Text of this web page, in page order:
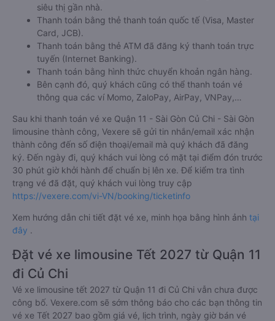
siêu thị gần nhà.
Thanh toán bằng thẻ thanh toán quốc tế (Visa, Master
Card, JCB).
Thanh toán bằng thẻ ATM đã đăng ký thanh toán trực
tuyến (Internet Banking).
Thanh toán bằng hình thức chuyển khoản ngân hàng.
Bên cạnh đó, quý khách cũng có thể thanh toán vé
thông qua các ví Momo, ZaloPay, AirPay, VNPay,…
Sau khi thanh toán vé xe Quận 11 - Sài Gòn Củ Chi - Sài Gòn
limousine thành công, Vexere sẽ gửi tin nhắn/email xác nhận
thành công đến số điện thoại/email mà quý khách đã đăng
ký. Đến ngày đi, quý khách vui lòng có mặt tại điểm đón trước
30 phút giờ khởi hành để chuẩn bị lên xe. Để kiểm tra tình
trạng vé đã đặt, quý khách vui lòng truy cập
https://vexere.com/vi-VN/booking/ticketinfo
Xem hướng dẫn chi tiết đặt vé xe, minh họa bằng hình ảnh tại
đây .
Đặt vé xe limousine Tết 2027 từ Quận 11
đi Củ Chi
Vé xe limousine tết 2027 từ Quận 11 đi Củ Chi vẫn chưa được
công bố. Vexere.com sẽ sớm thông báo cho các bạn thông tin
vé xe Tết 2027 bao gồm giá vé, lịch trình, ngày giờ bán vé